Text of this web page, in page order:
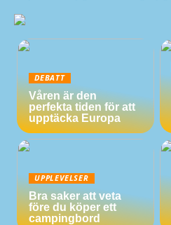
DEBATT
Våren är den
perfekta tiden för att
upptäcka Europa
UPPLEVELSER
Bra saker att veta
före du köper ett
campingbord